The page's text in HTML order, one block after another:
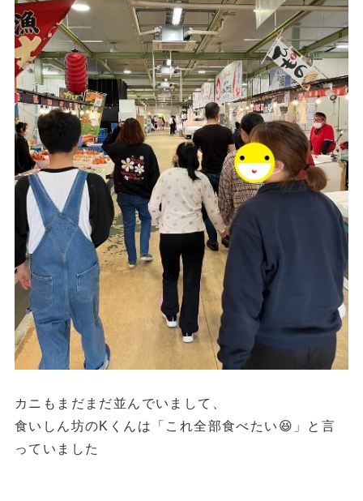
カニもまだまだ並んでいまして、
食いしん坊のKくんは「これ全部食べたい😆」と言
っていました